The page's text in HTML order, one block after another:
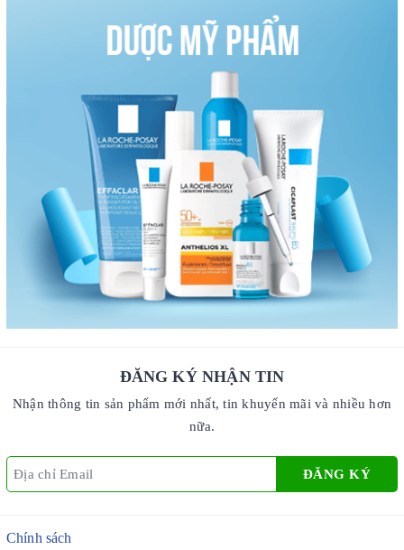
ĐĂNG KÝ NHẬN TIN
Nhận thông tin sản phẩm mới nhất, tin khuyến mãi và nhiều hơn
nữa.
ĐĂNG KÝ
Chính sách